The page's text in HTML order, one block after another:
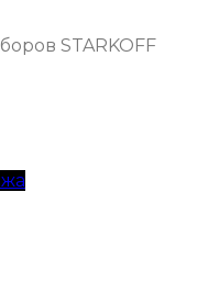
STARKOFF